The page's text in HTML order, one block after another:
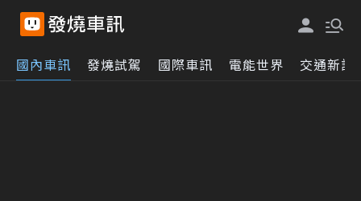
國內車訊 發燒試駕 國際車訊 電能世界 交通新訊